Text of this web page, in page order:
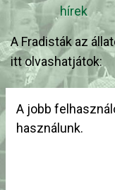
hírek
A Fradisták az
itt olvashatjátok:
előtt, reggel 10-
Témahét
A jobb
használunk.